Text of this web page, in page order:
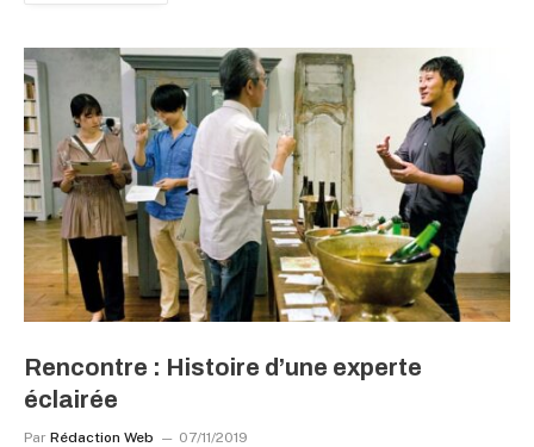
Rencontre : Histoire d’une experte
éclairée
Par Rédaction Web 07/11/2019